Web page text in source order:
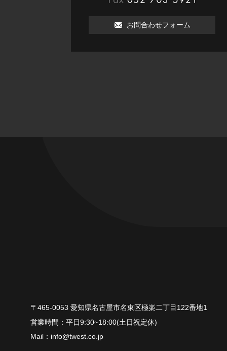
お問合わせフォーム
〒465-0053 愛知県名古屋市名東区極楽二丁目122番地1
平⽇9:30~18:00(⼟⽇祝定休)
info@twest.co.jp